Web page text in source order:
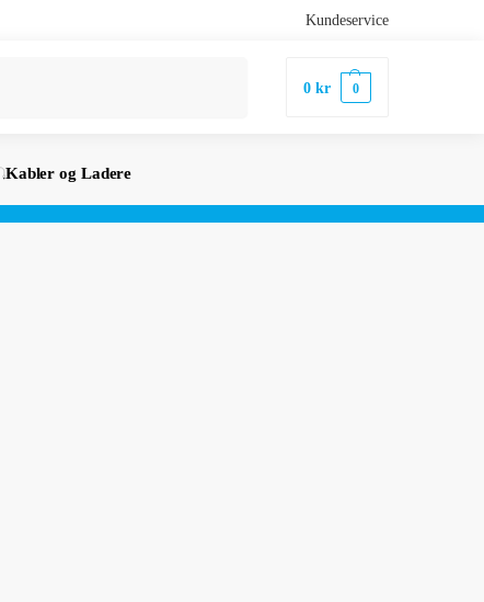
Kundeservice
0kr 0
Kabler og Ladere